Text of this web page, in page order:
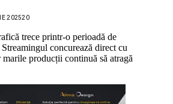
202520
trece printr-o perioadă de
concurează direct cu
producții continuă să atragă